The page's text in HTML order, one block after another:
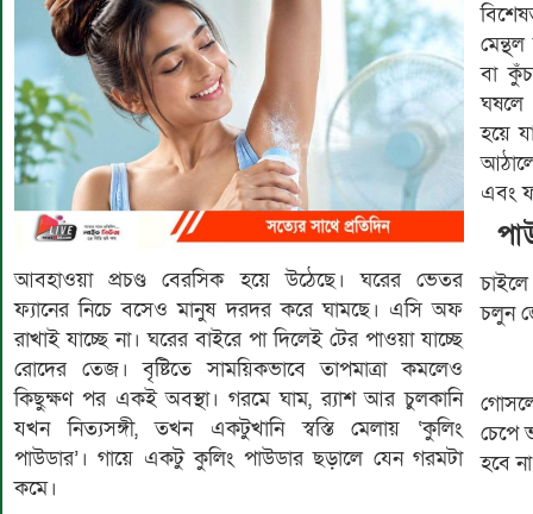
আবহাওয়া প্রচণ্ড বেরসিক হয়ে উঠেছে। ঘরের ভেতর
ফ্যানের নিচে বসেও মানুষ দরদর করে ঘামছে। এসি অফ
রাখাই যাচ্ছে না। ঘরের বাইরে পা দিলেই টের পাওয়া যাচ্ছে
রোদের তেজ। বৃষ্টিতে সাময়িকভাবে তাপমাত্রা কমলেও
কিছুক্ষণ পর একই অবস্থা। গরমে ঘাম, র‍্যাশ আর চুলকানি
যখন নিত্যসঙ্গী, তখন একটুখানি স্বস্তি মেলায় ‘কুলিং
পাউডার’। গায়ে একটু কুলিং পাউডার ছড়ালে যেন গরমটা
কমে।
বা
হয়ে
এবং
চলুন
চেপে
হবে